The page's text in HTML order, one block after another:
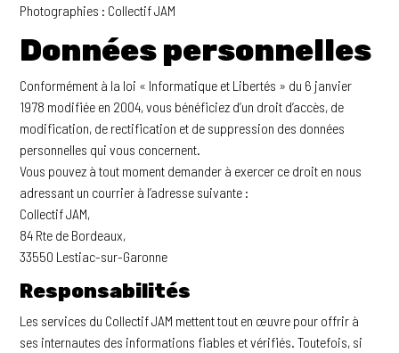
Photographies : Collectif JAM
Données personnelles
Conformément à la loi « Informatique et Libertés » du 6 janvier
1978 modifiée en 2004, vous bénéficiez d’un droit d’accès, de
modification, de rectification et de suppression des données
personnelles qui vous concernent.
Vous pouvez à tout moment demander à exercer ce droit en nous
adressant un courrier à l’adresse suivante :
Collectif JAM,
84 Rte de Bordeaux,
33550 Lestiac-sur-Garonne
Responsabilités
Les services du Collectif JAM mettent tout en œuvre pour offrir à
ses internautes des informations fiables et vérifiés. Toutefois, si